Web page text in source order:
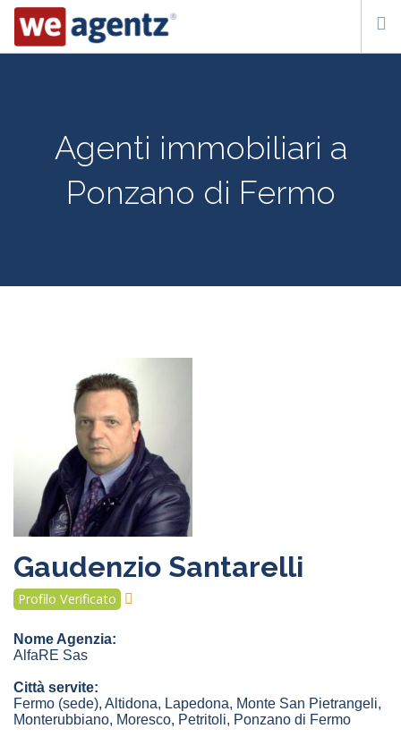
CONTACT US
SUBSCRIBE
Agenti immobiliari a
Ponzano di Fermo
Gaudenzio Santarelli
Profilo Verificato
Nome Agenzia:
AlfaRE Sas
Città servite:
Fermo (sede), Altidona, Lapedona, Monte San Pietrangeli,
Monterubbiano, Moresco, Petritoli, Ponzano di Fermo